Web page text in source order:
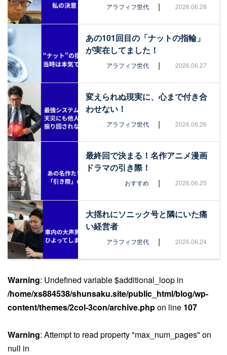
アラフィフ世代 | 2026.06.28
あの101回目の「ナットの指輪」
が実在してました！
アラフィフ世代 | 2026.06.27
変えられぬ現実に、心まで付き合
わせない！
アラフィフ世代 | 2026.06.26
最終回で決まる！名作アニメ漫画
ドラマの引き際！
おすすめ | 2026.06.25
大揺れにソニック号と隣にいた痛
い経営者
アラフィフ世代 | 2026.06.24
Warning: Undefined variable $additional_loop in
/home/xs884538/shunsaku.site/public_html/blog/wp-
content/themes/2col-3con/archive.phpon line 107
Warning: Attempt to read property "max_num_pages" on
null in